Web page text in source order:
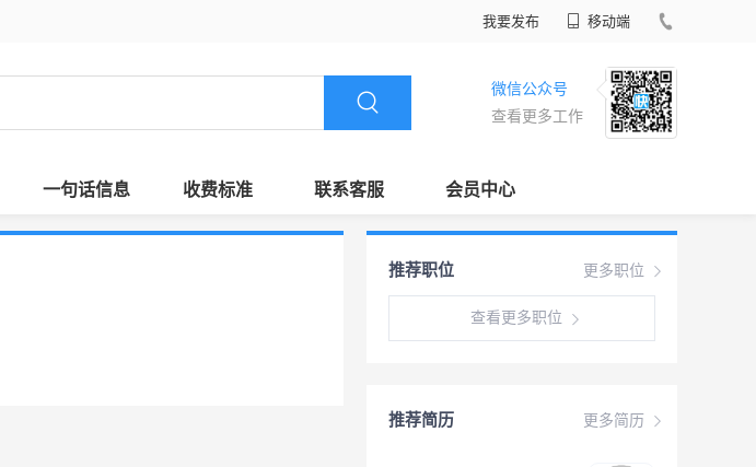
我要发布 移动端
微信公众号
查看更多工作
一句话信息 收费标准 联系客服 会员中心
更多职位
推荐职位
查看更多职位
更多简历
推荐简历